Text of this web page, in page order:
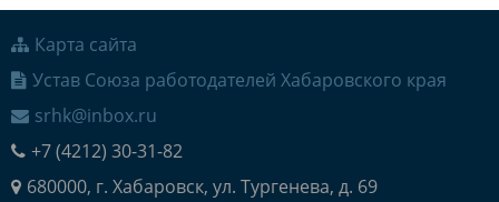
Карта сайта
Устав Союза работодателей Хабаровского края
srhk@inbox.ru
+7 (4212) 30-31-82
680000, г. Хабаровск, ул. Тургенева, д. 69